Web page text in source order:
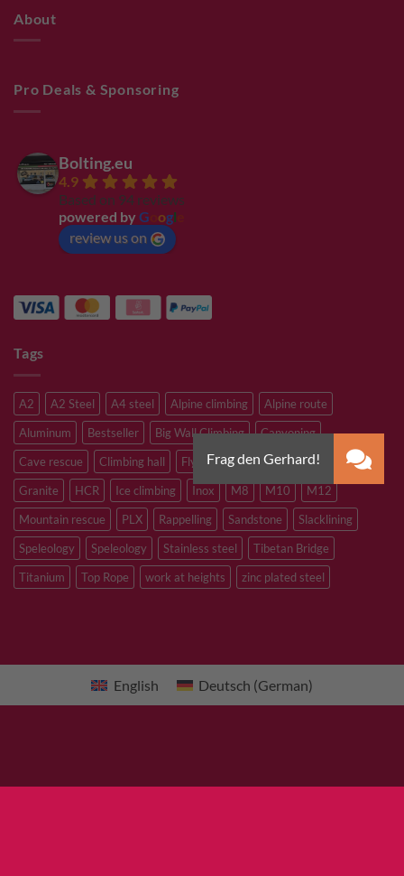
About
Pro Deals & Sponsoring
Bolting.eu
4.9
Based on 94 reviews
powered by G ogl
review us on
Tags
A2 A2 Steel A4 steel Alpine climbing
Alpine route
Aluminum
Bestseller Big Wall Climbing
Canyoning
Cave rescue
Climbing hall Flying Fox
Glacier travelling
Granite
HCR Ice climbing Inox M8 M10
M12
Mountain rescue
PLX Rappelling Sandstone
Slacklining
Speleology
Speleology Stainless steel
Tibetan Bridge
Titanium
Top Rope work at heights zinc plated steel
English Deutsch (German)